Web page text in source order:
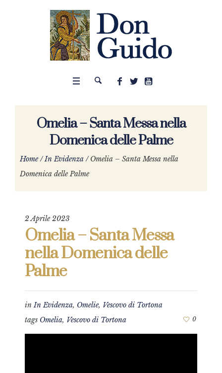
Omelia – Santa Messa nella
Domenica delle Palme
Home /In Evidenza /Omelia – Santa Messa nella
Domenica delle Palme
2 Aprile 2023
Omelia – Santa Messa
nella Domenica delle
Palme
inIn Evidenza, Omelie, Vescovo di Tortona
tags Omelia, Vescovo di Tortona 0